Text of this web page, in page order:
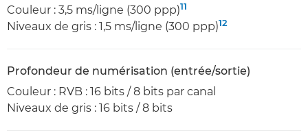
Couleur : 3,5 ms/ligne (300 ppp)11
Niveaux de gris : 1,5 ms/ligne (300 ppp)12
Profondeur de numérisation (entrée/sortie)
Couleur : RVB : 16 bits / 8 bits par canal
Niveaux de gris : 16 bits / 8 bits